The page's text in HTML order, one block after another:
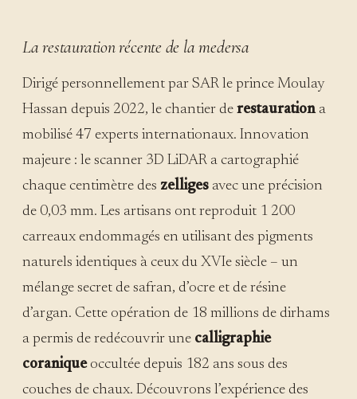
La restauration récente de la medersa
Dirigé personnellement par SAR le prince Moulay
Hassan depuis 2022, le chantier de restaurationa
mobilisé 47 experts internationaux. Innovation
majeure : le scanner 3D LiDAR a cartographié
chaque centimètre des zelliges avec une précision
de 0,03 mm. Les artisans ont reproduit 1 200
carreaux endommagés en utilisant des pigments
naturels identiques à ceux du XVIe siècle – un
mélange secret de safran, d’ocre et de résine
d’argan. Cette opération de 18 millions de dirhams
a permis de redécouvrir une calligraphie
coraniqueoccultée depuis 182 ans sous des
couches de chaux. Découvrons l’expérience des